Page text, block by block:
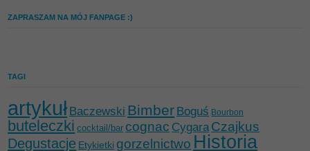
ZAPRASZAM NA MÓJ FANPAGE :)
TAGI
artykułBaczewski Bimber Boguś Bourbon
buteleczki cocktail/bar cognac CygaraCzajkus
Degustacje Etykietki gorzelnictwo Historia